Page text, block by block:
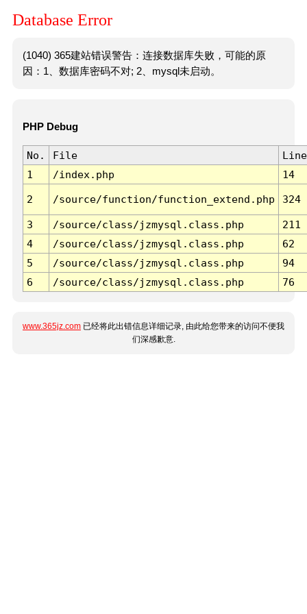
Database Error
(1040) 365建站错误警告：连接数据库失败，可能的原
因：1、数据库密码不对; 2、mysql未启动。
PHP Debug
No. File
Line
1
/index.php 14
2 /source/function/function_extend.php 324
3 /source/class/jzmysql.class.php
211
4
/source/class/jzmysql.class.php
62
5
/source/class/jzmysql.class.php
94
6
/source/class/jzmysql.class.php 76
www.365jz.com 已经将此出错信息详细记录, 由此给您带来的访问不便我
们深感歉意.